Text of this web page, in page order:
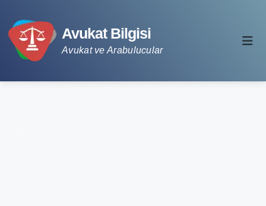
Avukat Bilgisi
Avukat ve Arabulucular